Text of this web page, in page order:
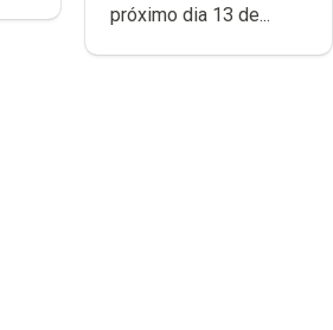
próximo dia 13 de...